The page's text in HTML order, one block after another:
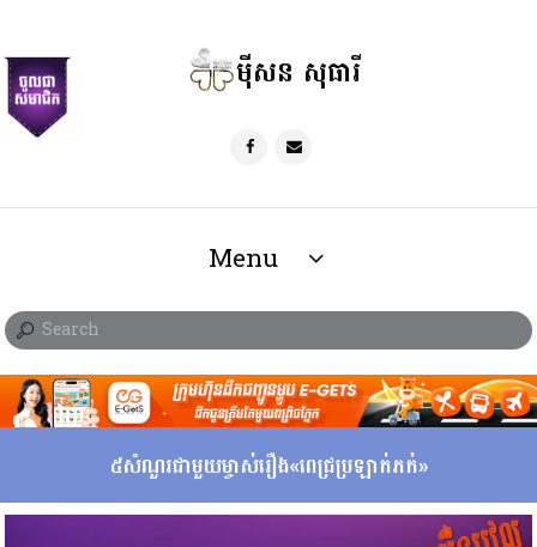
ម៉ីសន សុធារី
Menu
៥សំណួរជាមួយម្ចាស់រឿង«ពេជ្រប្រឡាក់ភក់»